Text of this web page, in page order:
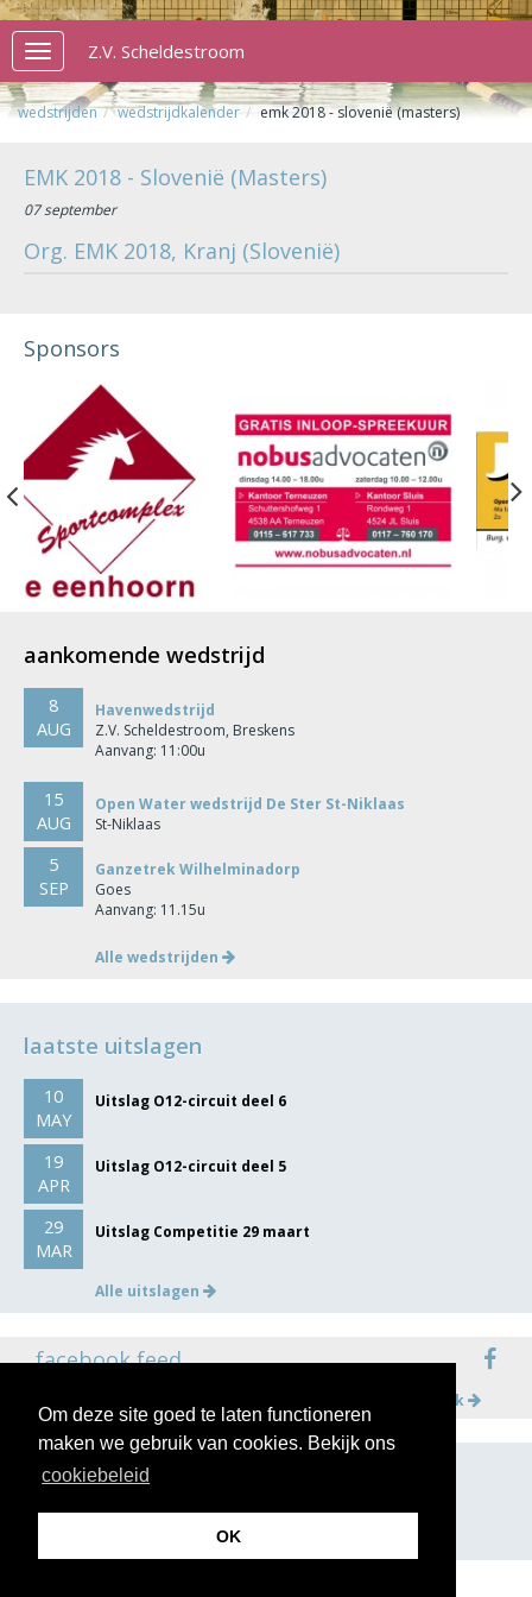
Om deze site goed te laten functioneren
maken we gebruik van cookies. Bekijk ons
cookiebeleid
OK
Toggle
navigation
Z.V. Scheldestroom
wedstrijden wedstrijdkalender emk 2018 - slovenië (masters)
EMK 2018 - Slovenië (Masters)
07 september
Org. EMK 2018, Kranj (Slovenië)
Sponsors
Previous
aankomende wedstrijd
8
AUG
Havenwedstrijd
Z.V. Scheldestroom, Breskens
Aanvang: 11:00u
15
AUG
Open Water wedstrijd De Ster St-Niklaas
St-Niklaas
5
SEP
Ganzetrek Wilhelminadorp
Goes
Aanvang: 11.15u
Alle wedstrijden
laatste uitslagen
10
MAY
Uitslag O12-circuit deel 6
19
APR
Uitslag O12-circuit deel 5
29
MAR
Uitslag Competitie 29 maart
Alle uitslagen
facebook feed
Meer op facebook
volg ons op